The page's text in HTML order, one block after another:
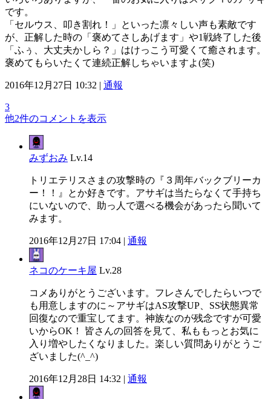
です。
「セルウス、叩き割れ！」といった凛々しい声も素敵です
が、正解した時の「褒めてさしあげます」や1戦終了した後
「ふぅ、大丈夫かしら？」はけっこう可愛くて癒されます。
褒めてもらいたくて連続正解しちゃいますよ(笑)
2016年12月27日 10:32 | 通報
3
他2件のコメントを表示
みずおみ Lv.14
トリエテリスさまの攻撃時の『３周年バックブリーカ
ー！！』とか好きです。アサギは当たらなくて手持ち
にいないので、助っ人で選べる機会があったら聞いて
みます。
2016年12月27日 17:04 | 通報
ネコのケーキ屋 Lv.28
コメありがとうございます。フレさんでしたらいつで
も用意しますのに～アサギはAS攻撃UP、SS状態異常
回復なので重宝してます。神族なのが残念ですが可愛
いからOK！ 皆さんの回答を見て、私ももっとお気に
入り増やしたくなりました。楽しい質問ありがとうご
ざいました(^_^)
2016年12月28日 14:32 | 通報